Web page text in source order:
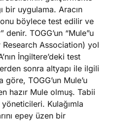
Spor
Yazıları
Yazıları
bir uygulama. Aracın
böylece test edilir ve
denir. TOGG’un “Mule”u
Research Association) yol
İngiltere’deki test
sonra altyapı ile ilgili
göre, TOGG’un Mule’u
hazır Mule olmuş. Tabii
Kulağımla
epey üzen bir